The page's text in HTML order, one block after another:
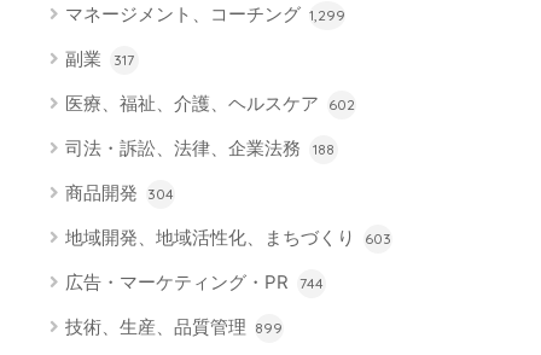
マネージメント、コーチング 1,299
副業 317
医療、福祉、介護、ヘルスケア 602
司法・訴訟、法律、企業法務 188
商品開発 304
地域開発、地域活性化、まちづくり 603
広告・マーケティング・PR 744
技術、生産、品質管理 899